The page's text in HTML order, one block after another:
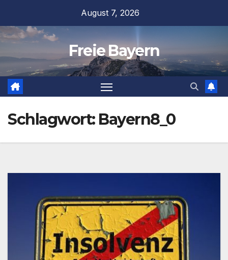
springen
August 7, 2026
Freie Bayern
Schlagwort: Bayern8_0